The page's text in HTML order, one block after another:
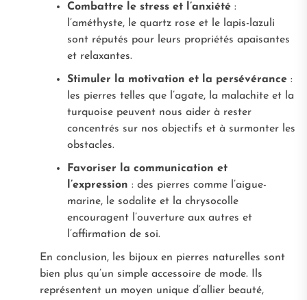
Combattre le stress et l’anxiété:
l’améthyste, le quartz rose et le lapis-lazuli
sont réputés pour leurs propriétés apaisantes
et relaxantes.
Stimuler la motivation et la persévérance:
les pierres telles que l’agate, la malachite et la
turquoise peuvent nous aider à rester
concentrés sur nos objectifs et à surmonter les
obstacles.
Favoriser la communication et
l’expression : des pierres comme l’aigue-
marine, le sodalite et la chrysocolle
encouragent l’ouverture aux autres et
l’affirmation de soi.
En conclusion, les bijoux en pierres naturelles sont
bien plus qu’un simple accessoire de mode. Ils
représentent un moyen unique d’allier beauté,